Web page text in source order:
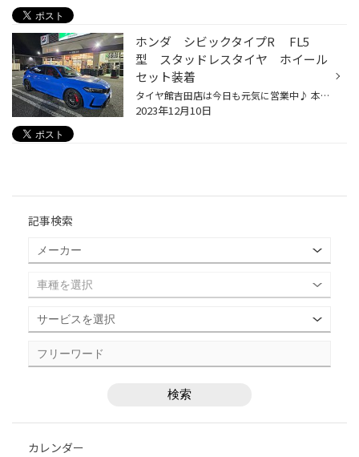
ホンダ シビックタイプR FL5
型 スタッドレスタイヤ ホイール
セット装着
タイヤ館吉田店は今日も元気に営業中♪ 本日は新型シビック タイプR FL5にブリザックを装着しましたので紹介致します！ 純正は19インチ装着と大径タイヤが装着されておりますがスタッドレスタイヤは18インチとなりました。 スタッドレスタイヤ用のホイールに選んだのはエンケイ GTC01RR 18X90 5H120 ...
2023年12月10日
記事検索
カレンダー